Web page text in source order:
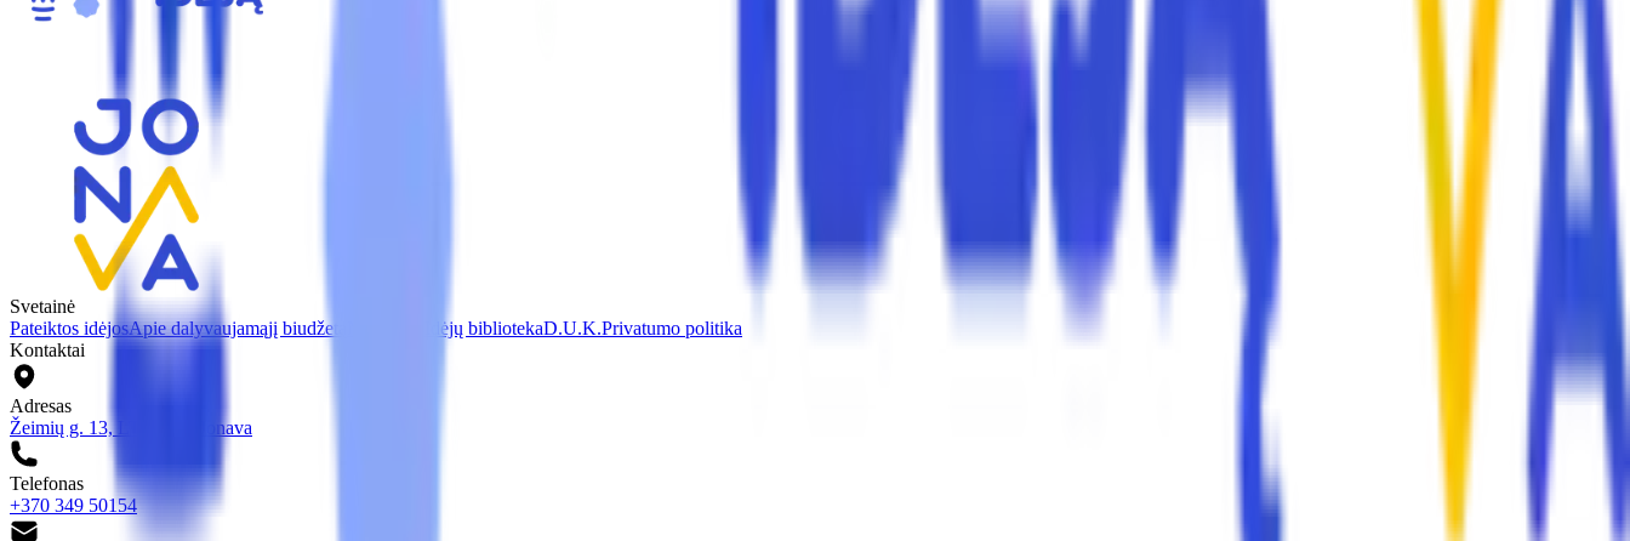
Svetainė
Pateiktos idėjosApie dalyvaujamąjį biudžetą Idėjų bibliotekaD.U.K.Privatumo politika
Kontaktai
Adresas
Žeimių g. 13, LT-55158 Jonava
Telefonas
+370 349 50154